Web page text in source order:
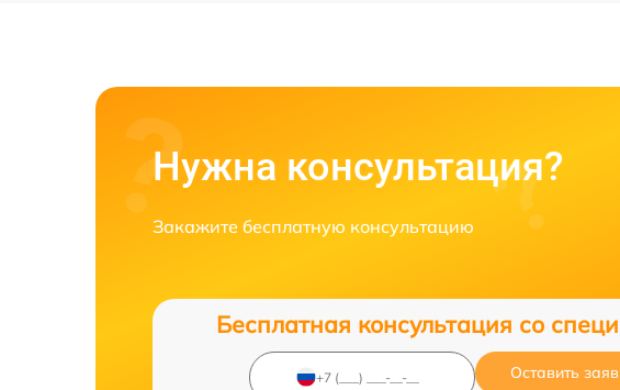
Нужна консультация?
Закажите бесплатную консультацию
Бесплатная консультация со
Оставить